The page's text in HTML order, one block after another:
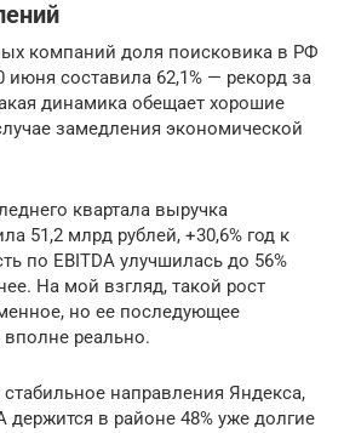
компаний доля поисковика в РФ
июня составила 62,1% — рекорд за
динамика обещает хорошие
замедления экономической
квартала выручка
51,2 млрд рублей, +30,6% год к
по EBITDA улучшилась до 56%
На мой взгляд, такой рост
но ее последующее
вполне реально.
направления Яндекса,
держится в районе 48% уже долгие